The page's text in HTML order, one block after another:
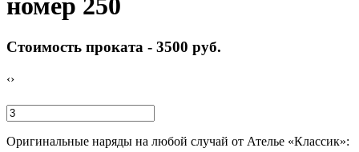
номер 250
Стоимость проката - 3500 руб.
‹›
Оригинальные наряды на любой случай от Ателье «Классик»: